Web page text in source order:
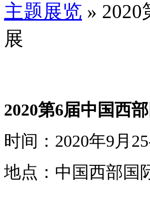
主题展览 »
展
2020第6届中国西
时间：2020年9月
地点：中国西部国